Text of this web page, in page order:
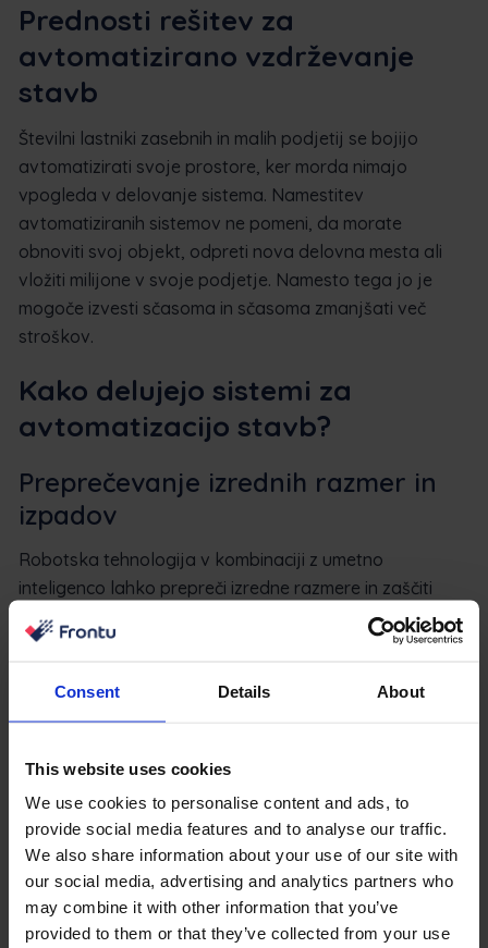
Consent Details About
This website uses cookies
We use cookies to personalise content and ads, to
provide social media features and to analyse our traffic.
We also share information about your use of our site with
our social media, advertising and analytics partners who
may combine it with other information that you’ve
provided to them or that they’ve collected from your use
Prednosti rešitev za
avtomatizirano vzdrževanje
stavb
Številni lastniki zasebnih in malih podjetij se bojijo
avtomatizirati svoje prostore, ker morda nimajo
vpogleda v delovanje sistema. Namestitev
avtomatiziranih sistemov ne pomeni, da morate
obnoviti svoj objekt, odpreti nova delovna mesta ali
vložiti milijone v svoje podjetje. Namesto tega jo je
mogoče izvesti sčasoma in sčasoma zmanjšati več
stroškov.
Kako delujejo sistemi za
avtomatizacijo stavb?
Preprečevanje izrednih razmer in
izpadov
Robotska tehnologija v kombinaciji z umetno
inteligenco lahko prepreči izredne razmere in zaščiti
stavbo pred izpadi. Te
naprave IoT zbirajo podatke in
prepoznavajo njihove vzorce. Torej ne glede na to, ali
objekta, avtomatizacija pomaga videti odstopanja in
ugotoviti njihov vir.
Izboljšanje upravljanja nalog in
časa
Lastniki stavb in zasebna gospodinjstva uporabljajo
profesionalne storitve za upravljanje svojih prostorov
in vzdrževanje. Upravljavsko podjetje lahko na primer
ugotovi, kdaj nekatere naprave IoT potrebujejo